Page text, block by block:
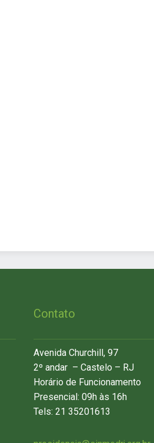
Contato
Avenida Churchill, 97
2º andar – Castelo – RJ
Horário de Funcionamento
Presencial: 09h às 16h
Tels: 21 35201613